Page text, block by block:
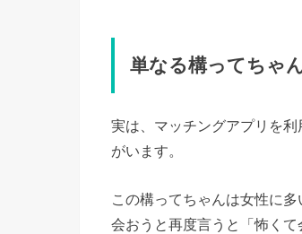
単なる構ってちゃ
実は、マッチングアプリを
がいます。
この構ってちゃんは女性に
会おうと再度言うと「怖く